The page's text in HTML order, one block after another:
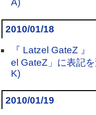
2010/01/18
『 Latzel GateZ
el GateZ」に表記
K)
2010/01/19